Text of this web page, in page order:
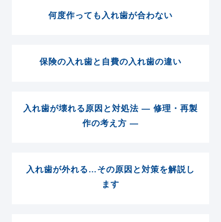
何度作っても入れ歯が合わない
保険の入れ歯と自費の入れ歯の違い
入れ歯が壊れる原因と対処法 ― 修理・再製
作の考え方 ―
入れ歯が外れる…その原因と対策を解説し
ます